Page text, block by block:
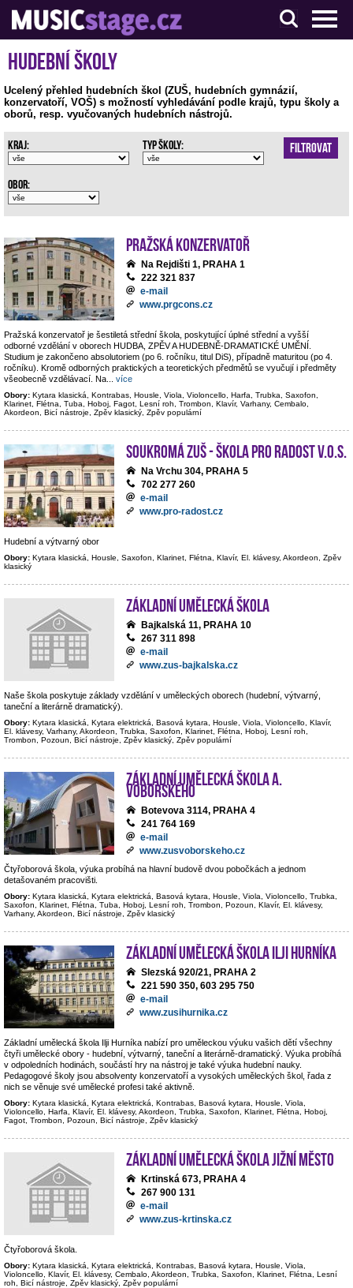
S muzikanty pro muzikanty
Hudební školy
Ucelený přehled hudebních škol (ZUŠ, hudebních gymnázií,
konzervatoří, VOŠ) s možností vyhledávání podle krajů, typu školy a
oborů, resp. vyučovaných hudebních nástrojů.
Filtrovat
Kraj: Typ školy:
Obor:
Pražská konzervatoř
Na Rejdišti 1, PRAHA 1
222 321 837
e-mail
www.prgcons.cz
Pražská konzervatoř je šestiletá střední škola, poskytující úplné střední a vyšší
odborné vzdělání v oborech HUDBA, ZPĚV A HUDEBNĚ-DRAMATICKÉ UMĚNÍ.
Studium je zakončeno absolutoriem (po 6. ročníku, titul DiS), případně maturitou (po 4.
ročníku). Kromě odborných praktických a teoretických předmětů se vyučují i předměty
všeobecně vzdělávací. Na
více
Obory: Kytara klasická, Kontrabas, Housle, Viola, Violoncello, Harfa, Trubka, Saxofon,
Klarinet, Flétna, Tuba, Hoboj, Fagot, Lesní roh, Trombon, Klavír, Varhany, Cembalo,
Akordeon, Bicí nástroje, Zpěv klasický, Zpěv populární
Soukromá ZUŠ - Škola pro radost v.o.s.
Na Vrchu 304, PRAHA 5
702 277 260
e-mail
www.pro-radost.cz
Hudební a výtvarný obor
Obory: Kytara klasická, Housle, Saxofon, Klarinet, Flétna, Klavír, El. klávesy, Akordeon, Zpěv
klasický
Základní umělecká škola
Bajkalská 11, PRAHA 10
267 311 898
e-mail
www.zus-bajkalska.cz
Naše škola poskytuje základy vzdělání v uměleckých oborech (hudební, výtvarný,
taneční a literárně dramatický).
Obory: Kytara klasická, Kytara elektrická, Basová kytara, Housle, Viola, Violoncello, Klavír,
El. klávesy, Varhany, Akordeon, Trubka, Saxofon, Klarinet, Flétna, Hoboj, Lesní roh,
Trombon, Pozoun, Bicí nástroje, Zpěv klasický, Zpěv populární
Základní umělecká škola A.
Voborského
Botevova 3114, PRAHA 4
241 764 169
e-mail
www.zusvoborskeho.cz
Čtyřoborová škola, výuka probíhá na hlavní budově dvou pobočkách a jednom
detašovaném pracovišti.
Obory: Kytara klasická, Kytara elektrická, Basová kytara, Housle, Viola, Violoncello, Trubka,
Saxofon, Klarinet, Flétna, Tuba, Hoboj, Lesní roh, Trombon, Pozoun, Klavír, El. klávesy,
Varhany, Akordeon, Bicí nástroje, Zpěv klasický
Základní umělecká škola Ilji Hurníka
Slezská 920/21, PRAHA 2
221 590 350, 603 295 750
e-mail
www.zusihurnika.cz
Základní umělecká škola Ilji Hurníka nabízí pro uměleckou výuku vašich dětí všechny
čtyři umělecké obory - hudební, výtvarný, taneční a literárně-dramatický. Výuka probíhá
v odpoledních hodinách, součástí hry na nástroj je také výuka hudební nauky.
Pedagogové školy jsou absolventy konzervatoří a vysokých uměleckých škol, řada z
nich se věnuje své umělecké profesi také aktivně.
Obory: Kytara klasická, Kytara elektrická, Kontrabas, Basová kytara, Housle, Viola,
Violoncello, Harfa, Klavír, El. klávesy, Akordeon, Trubka, Saxofon, Klarinet, Flétna, Hoboj,
Fagot, Trombon, Pozoun, Bicí nástroje, Zpěv klasický
Základní umělecká škola Jižní Město
Krtinská 673, PRAHA 4
267 900 131
e-mail
www.zus-krtinska.cz
Čtyřoborová škola.
Obory: Kytara klasická, Kytara elektrická, Kontrabas, Basová kytara, Housle, Viola,
Violoncello, Klavír, El. klávesy, Cembalo, Akordeon, Trubka, Saxofon, Klarinet, Flétna, Lesní
roh, Bicí nástroje, Zpěv klasický, Zpěv populární